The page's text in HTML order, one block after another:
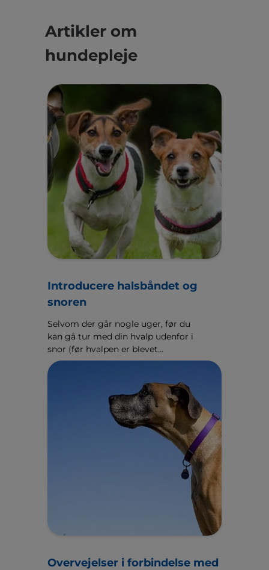
Artikler om
hundepleje
Introducere halsbåndet og
snoren
Selvom der går nogle uger, før du
kan gå tur med din hvalp udenfor i
snor (før hvalpen er blevet
vaccineret, bør du bære den for at
undgå risikoen for infektion), kan
du vænne den til at gå med
halsbånd, efter at den har fået et
par dage til at falde til i sit nye
Overvejelser i forbindelse med